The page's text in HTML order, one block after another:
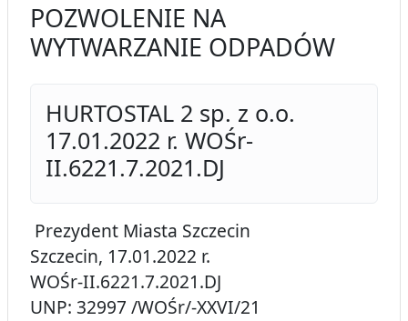
POZWOLENIE NA
WYTWARZANIE ODPADÓW
HURTOSTAL 2 sp. z o.o.
17.01.2022 r. WOŚr-
II.6221.7.2021.DJ
Prezydent Miasta Szczecin
Szczecin, 17.01.2022 r.
WOŚr-II.6221.7.2021.DJ
UNP: 32997 /WOŚr/-XXVI/21